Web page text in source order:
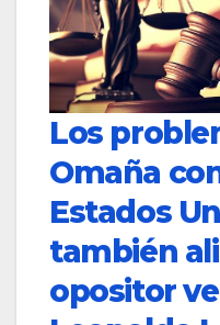
Los
Omaña
Estados
también
opositor